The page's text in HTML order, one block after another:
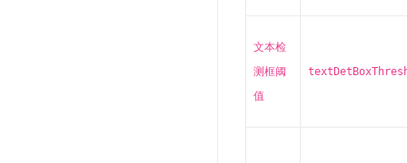
文本检
测框阈
值